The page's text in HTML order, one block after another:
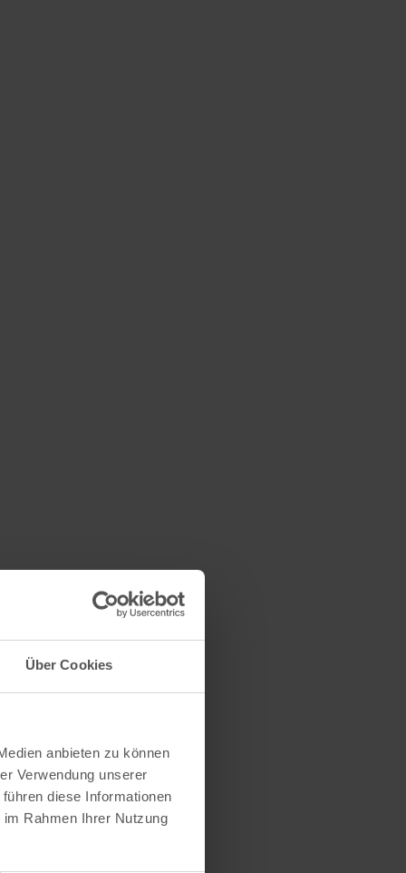
Über Cookies
anbieten zu können
Verwendung unserer
diese Informationen
Rahmen Ihrer Nutzung